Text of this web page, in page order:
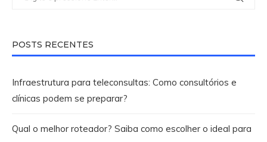
POSTS RECENTES
Infraestrutura para teleconsultas: Como consultórios e
clínicas podem se preparar?
Qual o melhor roteador? Saiba como escolher o ideal para